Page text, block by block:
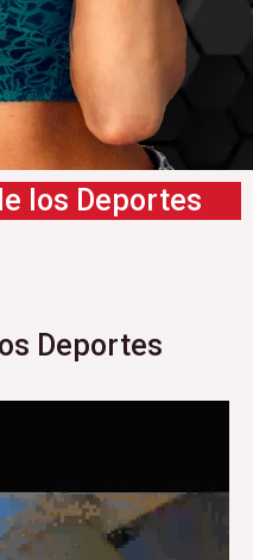
los Deportes
Deportes